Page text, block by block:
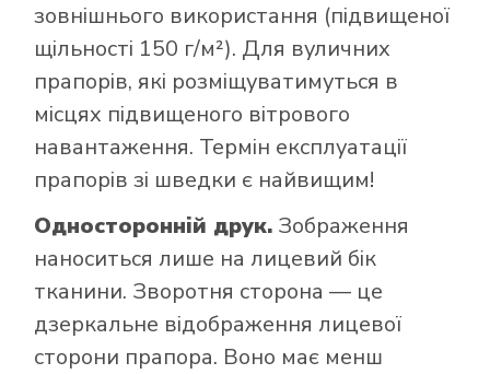
зовнішнього використання (підвищеної
щільності 150 г/м²). Для вуличних
прапорів, які розміщуватимуться в
місцях підвищеного вітрового
навантаження. Термін експлуатації
прапорів зі шведки є найвищим!
Односторонній друк. Зображення
наноситься лише на лицевий бік
тканини. Зворотня сторона — це
дзеркальне відображення лицевої
сторони прапора. Воно має менш